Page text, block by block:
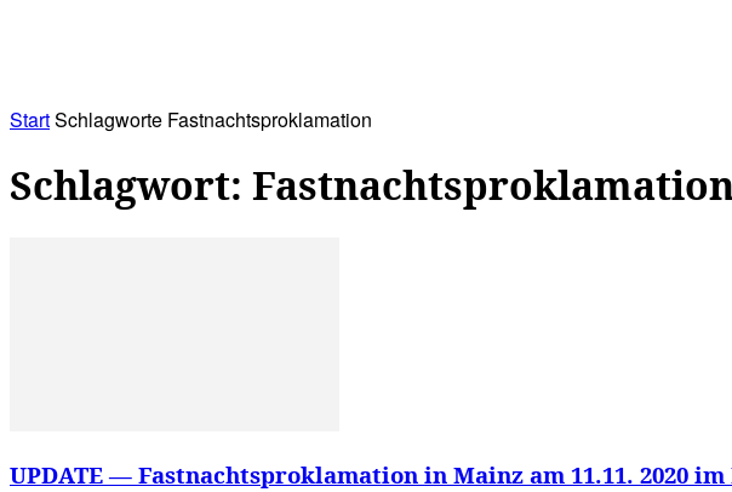
StartSchlagworte Fastnachtsproklamation
Schlagwort:
UPDATE — Fastnachtsproklamation in Mainz am 11.11. 2020